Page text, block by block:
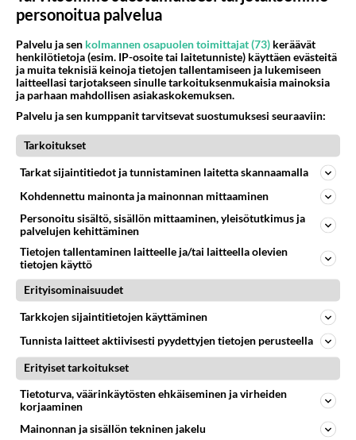
Kuinka monta miljoonaa on saanut vielä tuon 2015
vuoden jälkeen?
Kyllä minäkin muutamalla miljoonalla voisin pehmoisia
puhella.
No alarmistithan ovat jauhaneet paskaa jo
miljardeilla.
Ja mitä on saatu aikaan? Ei mitään.
"After examining the reports, and removing
double counting, calculations show that from
Fiscal Year 1993 to FY 2014 total U.S.
expenditures on climate change amount to more
than $166 billion in 2012 dollars. "
https://www.climatedollars.org/full-study/us-gov
t-funding-of-climate-change/
Äänestä Kommentoi
Kommentoi aloitusta...
personoitua palvelua
Palvelu ja sen kolmannen osapuolen toimittajat (73) keräävät
henkilötietoja (esim. IP-osoite tai laitetunniste) käyttäen evästeitä
ja muita teknisiä keinoja tietojen tallentamiseen ja lukemiseen
laitteellasi tarjotakseen sinulle tarkoituksenmukaisia mainoksia
ja parhaan mahdollisen asiakaskokemuksen.
Palvelu ja sen kumppanit tarvitsevat suostumuksesi seuraaviin:
Tarkoitukset
Tarkat sijaintitiedot ja tunnistaminen laitetta skannaamalla
Kohdennettu mainonta ja mainonnan mittaaminen
Personoitu sisältö, sisällön mittaaminen, yleisötutkimus ja
palvelujen kehittäminen
Tietojen tallentaminen laitteelle ja/tai laitteella olevien
tietojen käyttö
Erityisominaisuudet
Tarkkojen sijaintitietojen käyttäminen
Tunnista laitteet aktiivisesti pyydettyjen tietojen perusteella
Erityiset tarkoitukset
Tietoturva, väärinkäytösten ehkäiseminen ja virheiden
korjaaminen
Mainonnan ja sisällön tekninen jakelu